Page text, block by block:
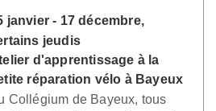
janvier - 17 décembre,
jeudis
d'apprentissage à la
réparation vélo à Bayeux
Collégium de Bayeux, tous